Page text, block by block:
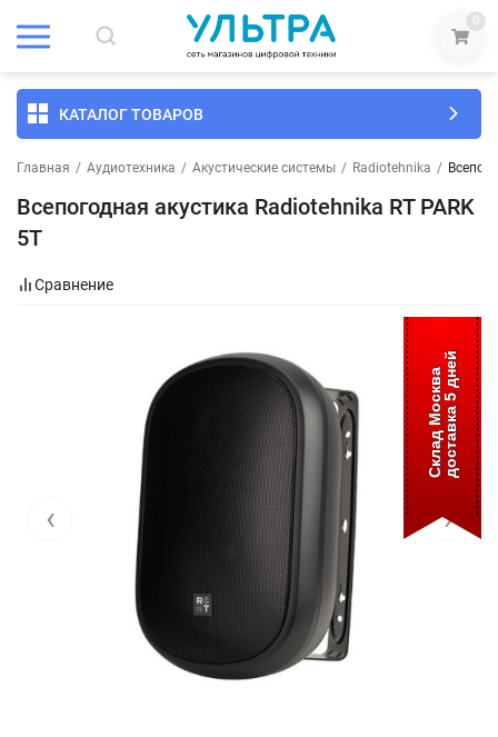
0
КАТАЛОГ ТОВАРОВ
Главная / Аудиотехника / Акустические системы / Radiotehnika /
Всепогодная акустика Radiotehnika RT PARK
5T
Сравнение
‹ ›
Склад Москвадоставка 5 дней